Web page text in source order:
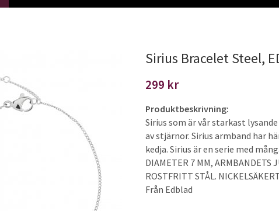
Sirius Bracelet Steel,
299 kr
Produktbeskrivning:
Sirius som är vår starkast
av stjärnor. Sirius armband har
kedja. Sirius är en serie med
DIAMETER 7 MM, ARMBANDETS
ROSTFRITT STÅL.
Från Edblad